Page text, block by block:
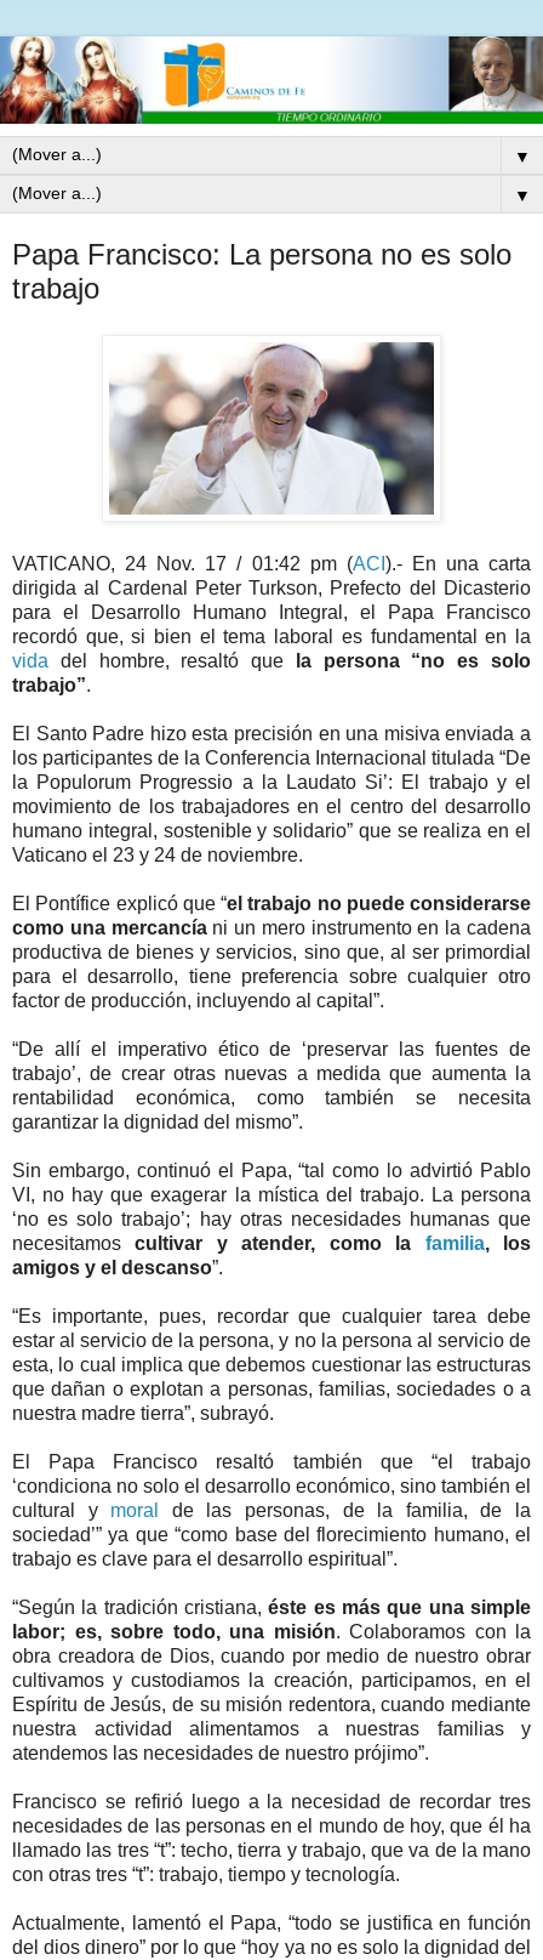
▼
▼
Papa Francisco: La persona no es solo
trabajo
VATICANO, 24 Nov. 17 / 01:42 pm (ACI ).- En una carta
dirigida al Cardenal Peter Turkson, Prefecto del Dicasterio
para el Desarrollo Humano Integral, el Papa Francisco
recordó que, si bien el tema laboral es fundamental en la
vida del hombre, resaltó que
la persona “no es solo
trabajo”.
El Santo Padre hizo esta precisión en una misiva enviada a
los participantes de la Conferencia Internacional titulada “De
la Populorum Progressio a la Laudato Si’: El trabajo y el
movimiento de los trabajadores en el centro del desarrollo
humano integral, sostenible y solidario” que se realiza en el
Vaticano el 23 y 24 de noviembre.
El Pontífice explicó que “el trabajo no puede considerarse
como una mercancíani un mero instrumento en la cadena
productiva de bienes y servicios, sino que, al ser primordial
para el desarrollo, tiene preferencia sobre cualquier otro
factor de producción, incluyendo al capital”.
“De allí el imperativo ético de ‘preservar las fuentes de
trabajo’, de crear otras nuevas a medida que aumenta la
rentabilidad económica, como también se necesita
garantizar la dignidad del mismo”.
Sin embargo, continuó el Papa, “tal como lo advirtió Pablo
VI, no hay que exagerar la mística del trabajo. La persona
‘no es solo trabajo’; hay otras necesidades humanas que
necesitamoscultivar y atender, como la familia, los
amigos y el descanso”.
“Es importante, pues, recordar que cualquier tarea debe
estar al servicio de la persona, y no la persona al servicio de
esta, lo cual implica que debemos cuestionar las estructuras
que dañan o explotan a personas, familias, sociedades o a
nuestra madre tierra”, subrayó.
El Papa Francisco resaltó también que “el trabajo
‘condiciona no solo el desarrollo económico, sino también el
cultural y moral
de las personas, de la familia, de la
sociedad’” ya que “como base del florecimiento humano, el
trabajo es clave para el desarrollo espiritual”.
“Según la tradición cristiana,éste es más que una simple
labor; es, sobre todo, una misión. Colaboramos con la
obra creadora de Dios, cuando por medio de nuestro obrar
cultivamos y custodiamos la creación, participamos, en el
Espíritu de Jesús, de su misión redentora, cuando mediante
nuestra actividad alimentamos a nuestras familias y
atendemos las necesidades de nuestro prójimo”.
Francisco se refirió luego a la necesidad de recordar tres
necesidades de las personas en el mundo de hoy, que él ha
llamado las tres “t”: techo, tierra y trabajo, que va de la mano
con otras tres “t”: trabajo, tiempo y tecnología.
Actualmente, lamentó el Papa, “todo se justifica en función
del dios dinero” por lo que “hoy ya no es solo la dignidad del